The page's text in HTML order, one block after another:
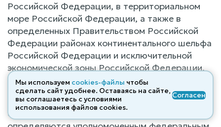
Российской Федерации, в территориальном
море Российской Федерации, а также в
определенных Правительством Российской
Федерации районах континентального шельфа
Российской Федерации и исключительной
экономической зоны Российской Федерации.
3. Типы судов, орудия и способы добычи
(вылова) водных биоресурсов для
осуществления прибрежного рыболовства
Мы используем cookies-файлы чтобы
сделать сайт удобнее. Оставаясь на сайте,
вы соглашаетесь с условиями
использования файлов cооkies.
Согласен